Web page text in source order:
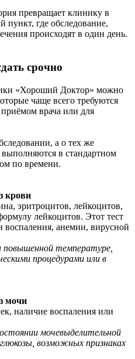
превращает клинику в
пункт, где обследование,
происходят в один день.
срочно
«Хороший Доктор» можно
чаще всего требуются
врача или для
а о тех же
в стандартном
по времени.
крови
эритроцитов, лейкоцитов,
лейкоцитов. Этот тест
воспаления, анемии, вирусной
повышенной температуре,
процедурами или в
мочи
наличие воспаления или
мочевыделительной
возможных признаках